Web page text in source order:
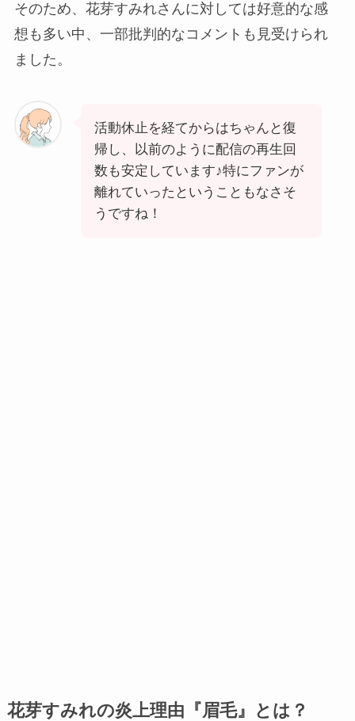
そのため、花芽すみれさんに対しては好意的な感
想も多い中、一部批判的なコメントも見受けられ
ました。
活動休止を経てからはちゃんと復
帰し、以前のように配信の再生回
数も安定しています♪特にファンが
離れていったということもなさそ
うですね！
花芽すみれの炎上理由『眉毛』とは？